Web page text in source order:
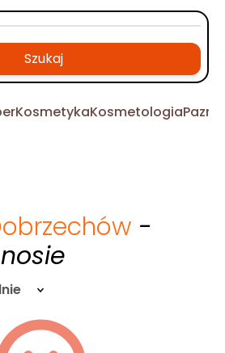
Szukaj
KosmetykaKosmetologia
-